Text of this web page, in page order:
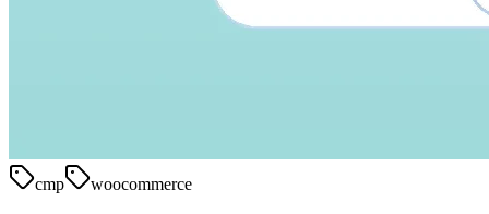
cmp woocommerce